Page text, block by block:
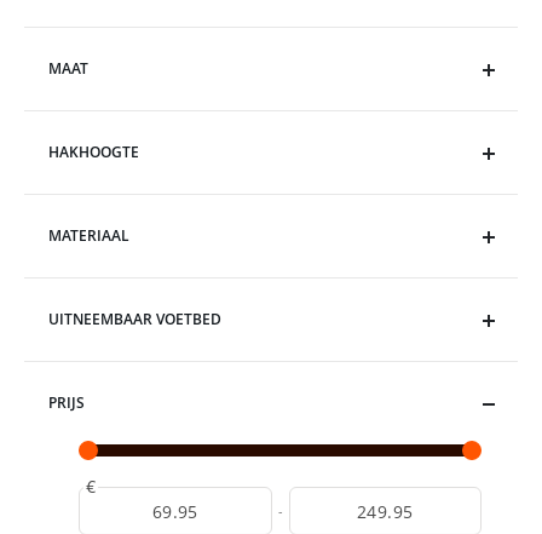
MAAT
HAKHOOGTE
MATERIAAL
UITNEEMBAAR VOETBED
PRIJS
€
-